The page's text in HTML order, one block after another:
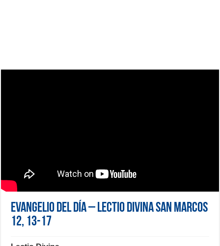
Evangelio del día – Lectio Divina San Marcos
12, 13-17